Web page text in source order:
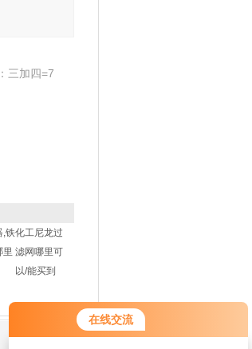
在线交流
三加四=7
,铁
里
化工尼龙过
滤网哪里可
以/能买到